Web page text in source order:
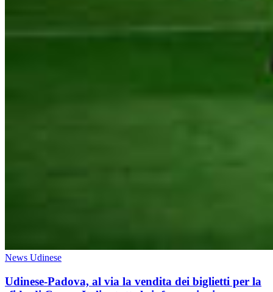
News Udinese
Udinese-Padova, al via la vendita dei biglietti per la